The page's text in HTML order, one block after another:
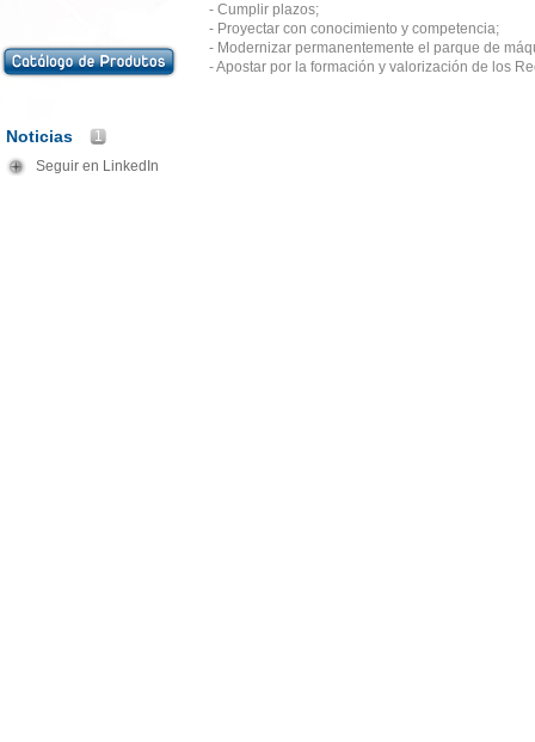
Noticias
1
Seguir en LinkedIn
- Cumplir plazos;
- Proyectar con conocimiento y competencia;
- Modernizar permanentemente el parque de
- Apostar por la formación y valorización de los